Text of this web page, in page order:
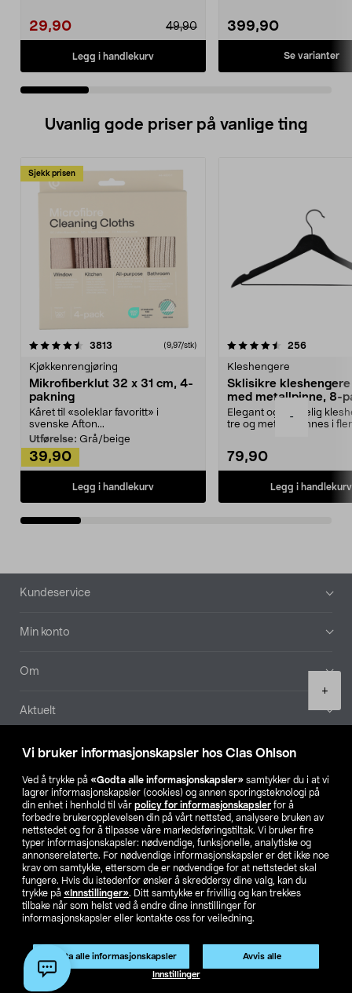
Vi bruker informasjonskapsler hos Clas Ohlson
Ved å trykke på «Godta alle informasjonskapsler» samtykker du i at vi
lagrer informasjonskapsler (cookies) og annen sporingsteknologi på
din enhet i henhold til vår policy for informasjonskapsler for å
forbedre brukeropplevelsen din på vårt nettsted, analysere bruken av
nettstedet og for å tilpasse våre markedsføringstiltak. Vi bruker fire
typer informasjonskapsler: nødvendige, funksjonelle, analytiske og
annonserelaterte. For nødvendige informasjonskapsler er det ikke noe
krav om samtykke, ettersom de er nødvendige for at nettstedet skal
fungere. Hvis du istedenfor ønsker å skreddersy dine valg, kan du
trykke på «Innstillinger». Ditt samtykke er frivillig og kan trekkes
tilbake når som helst ved å endre dine innstillinger for
informasjonskapsler eller kontakte oss for veiledning.
Godta alle informasjonskapsler Avvis alle
Innstillinger
-
+
Legg i handlekurv
29,90 49,90
Legg i handlekurv
399,90
Se varianter
Uvanlig gode priser på vanlige ting
Sjekk prisen
3813 anmeldelser(9,97/stk)
Kjøkkenrengjøring
Mikrofiberklut 32 x 31 cm, 4-
pakning
Kåret til «soleklar favoritt» i
svenske Afton...
Utførelse: Grå/beige
39,90
Legg i handlekurv
4.5av 5 stjerner 256
Kleshengere
Sklisikre
med metallpinne, 8-
Elegant og skikkelig
tre og metall – finnes i
79,90
Legg i handlekurv
4.5av 5 stjerner
Bunntekst
Kundeservice
Min konto
Om
Aktuelt
Våre selskaper
Finn din butikk
SE NO FI
Endre til priser ekskl. moms